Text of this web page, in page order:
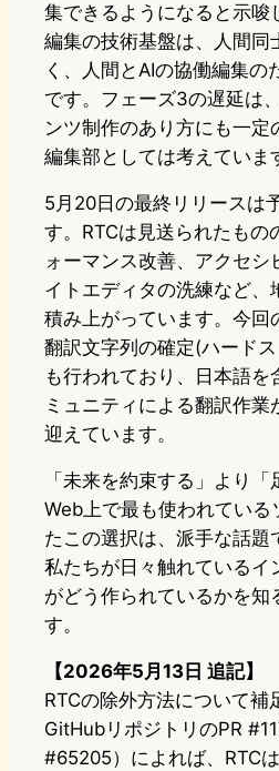
集できるようになると示唆
編集の技術基盤は、人間同
く、人間とAIの協働編集の
です。フェーズ3の遅延は
ンツ制作のあり方にも一定
編集部としては考えていま
5月20日の最終リリースは
す。RTCは見送られたもの
ォーマンス改善、アクセシ
イトエディタの洗練など、
積み上がっています。今回
翻訳文字列の確定(ハード
も行われており、日本語を
ミュニティによる翻訳作業
迎えています。
「未来を約束する」より「
Web上で最も使われている
たこの選択は、派手な話題
私たちが日々触れているイ
がどう作られているかを知
す。
【2026年5月13日 追記】
RTCの除外方法について補
GitHubリポジトリのPR
#65205）によれば、RTC